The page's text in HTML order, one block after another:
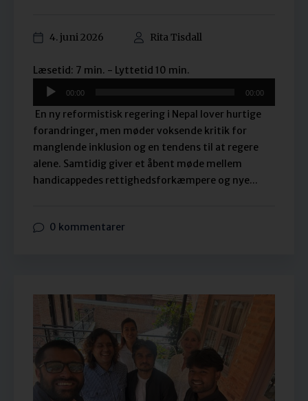
4. juni 2026 Rita Tisdall
Læsetid: 7 min. - Lyttetid 10 min.
00:00 00:00
En ny reformistisk regering i Nepal lover hurtige
forandringer, men møder voksende kritik for
manglende inklusion og en tendens til at regere
alene. Samtidig giver et åbent møde mellem
handicappedes rettighedsforkæmpere og nye...
0 kommentarer